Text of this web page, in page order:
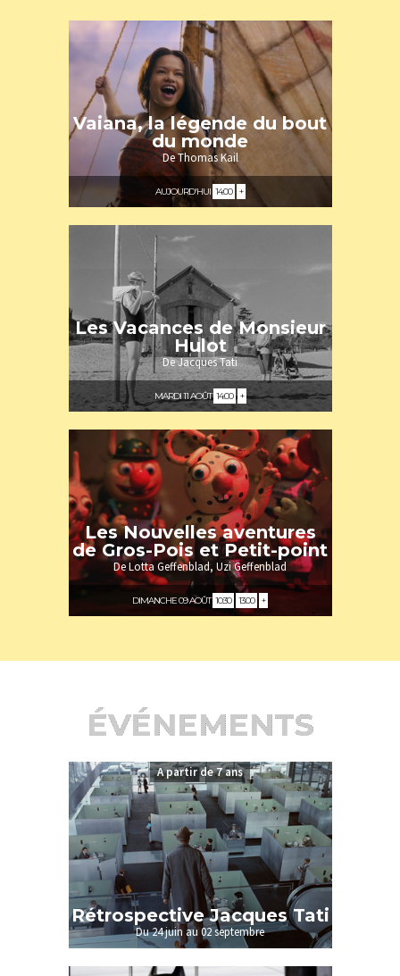
Vaiana, la légende du bout
du monde
De Thomas Kail
AUJOURD'HUI 14:00 +
A partir de 7 ans
Les Vacances de Monsieur
Hulot
De Jacques Tati
MARDI 11 AOÛT 14:00 +
A partir de 2/3 ans
Les Nouvelles aventures
de Gros-Pois et Petit-point
De Lotta Geffenblad, Uzi Geffenblad
DIMANCHE 09 AOÛT 10:30 13:00 +
ÉVÉNEMENTS
A partir de 7 ans
Rétrospective Jacques Tati
Du 24 juin au 02 septembre